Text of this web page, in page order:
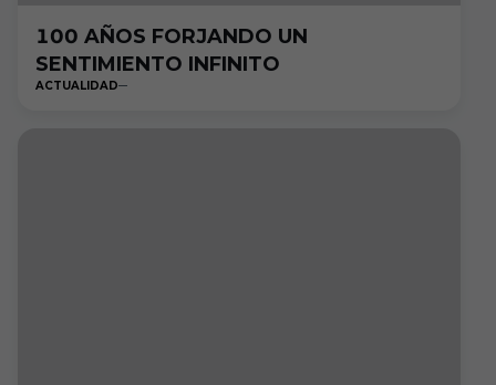
100 AÑOS FORJANDO UN
SENTIMIENTO INFINITO
ACTUALIDAD